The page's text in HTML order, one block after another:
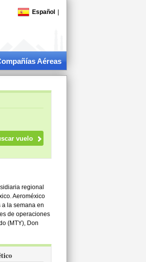
Español
Aéreas
regional
Aeroméxico
la semana en
de operaciones
(MTY), Don